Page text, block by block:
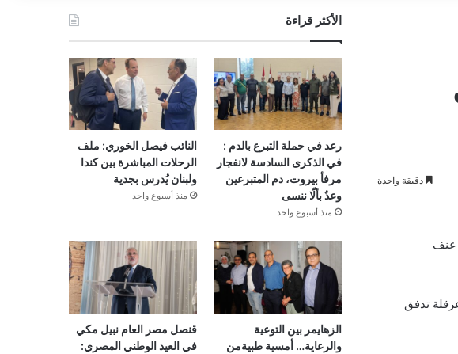
دقيقة واحدة
عنف
تدفق
الأكثر قراءة
رعد في حملة التبرع بالدم :
في الذكرى السادسة لانفجار
مرفأ بيروت، دم المتبرعين
وعدٌ بألّا ننسى
منذ أسبوع واحد
النائب فيصل الخوري: ملف
الرحلات المباشرة بين كندا
ولبنان يُدرس بجدية
منذ أسبوع واحد
الزهايمر بين التوعية
والرعاية… أمسية طبيةمن
قنصل مصر العام نبيل مكي
في العيد الوطني المصري: